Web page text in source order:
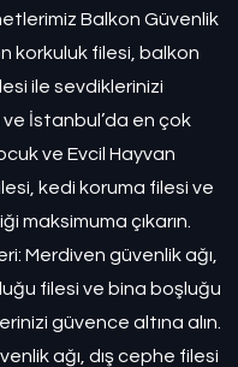
Balkon Güvenlik
korkuluk filesi, balkon
ile sevdiklerinizi
İstanbul’da en çok
ve Evcil Hayvan
kedi koruma filesi ve
maksimuma çıkarın.
Merdiven güvenlik ağı,
filesi ve bina boşluğu
güvence altına alın.
ağı, dış cephe filesi